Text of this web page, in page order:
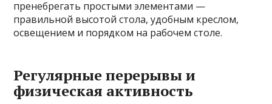
пренебрегать простыми элементами —
правильной высотой стола, удобным креслом,
освещением и порядком на рабочем столе.
Регулярные перерывы и
физическая активность